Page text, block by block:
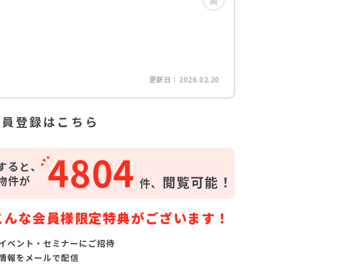
更新日：2026.02.20
登録はこちら
ると、
件が
4804 件、 閲覧可能！
な会員様限定特典がございます！
ベント・セミナーにご招待
報をメールで配信